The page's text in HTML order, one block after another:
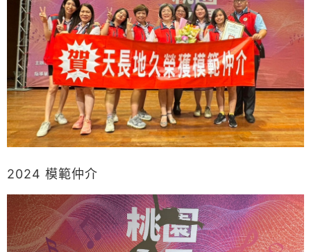
2024 模範仲介